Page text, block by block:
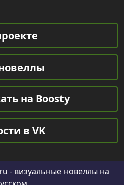
на Boosty
в VK
- визуальные новеллы на